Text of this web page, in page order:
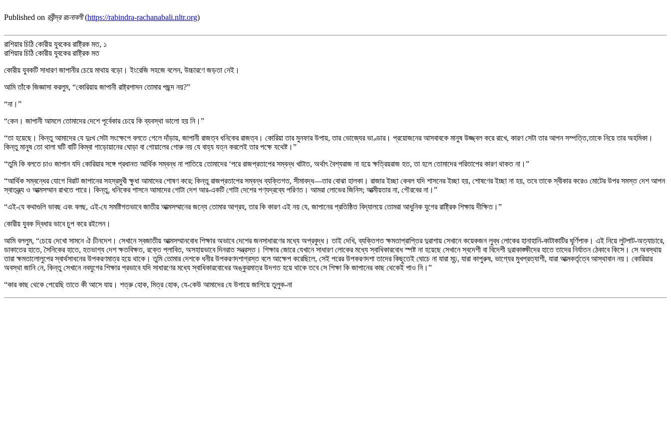
Published on রবীন্দ্র রচনাবলী(https://rabindra-rachanabali.nltr.org)
রাশিয়ার চিঠি কোরীয় যুবকের রাষ্ট্রিক মত, ১
রাশিয়ার চিঠি কোরীয় যুবকের রাষ্ট্রিক মত
কোরীয় যুবকটি সাধারণ জাপানীর চেয়ে মাথায় বড়ো। ইংরেজি সহজে বলেন, উচ্চারণে জড়তা নেই।
আমি তাঁকে জিজ্ঞাসা করলুম, “কোরিয়ায় জাপানী রাষ্ট্রশাসন তোমার পছন্দ নয়?”
“না।”
“কেন। জাপানী আমলে তোমাদের দেশে পূর্বেকার চেয়ে কি ব্যবস্থা ভালো হয় নি।”
“তা হয়েছে। কিন্তু আমাদের যে দুঃখ সেটা সংক্ষেপে বলতে গেলে দাঁড়ায়, জাপানী রাজত্ব ধনিকের রাজত্ব। কোরিয়া তার মুনফার উপায়, তার ভোজ্যের ভাণ্ডার। প্রয়োজনের আসবাবকে মানুষ উজ্জ্বল করে রাখে, কারণ সেটা তার আপন সম্পত্তি,তাকে নিয়ে তার অহমিকা।
কিন্তু মানুষ তো থালা ঘটি বাটি কিম্বা গাড়োয়ানের ঘোড়া বা গোয়ালের গোরু নয় যে বাহ্য যত্ন করলেই তার পক্ষে যথেষ্ট।”
“তুমি কি বলতে চাও জাপান যদি কোরিয়ার সঙ্গে প্রধানত আর্থিক সম্বন্ধ না পাতিয়ে তোমাদের ‘পরে রাজপ্রতাপের সম্বন্ধ খাটাত, অর্থাৎ বৈশ্যরাজ না হয়ে ক্ষত্রিয়রাজ হত, তা হলে তোমাদের পরিতাপের কারণ থাকত না।”
“আর্থিক সম্বন্ধের যোগে বিরাট জাপানের সহস্রমুখী ক্ষুধা আমাদের শোষণ করে; কিন্তু রাজপ্রতাপের সম্বন্ধ ব্যক্তিগত, সীমাবদ্ধ—তার বোঝা হালকা। রাজার ইচ্ছা কেবল যদি শাসনের ইচ্ছা হয়, শোষণের ইচ্ছা না হয়, তবে তাকে স্বীকার করেও মোটের উপর সমস্ত দেশ আপন
স্বাতন্ত্র্য ও আত্মসম্মান রাখতে পারে। কিন্তু, ধনিকের শাসনে আমাদের গোটা দেশ আর-একটি গোটা দেশের পণ্যদ্রব্যে পরিণত। আমরা লোভের জিনিস; আত্মীয়তার না, গৌরবের না।”
“এই-যে কথাগুলি ভাবছ এবং বলছ, এই-যে সমষ্টিগতভাবে জাতীয় আত্মসম্মানের জন্যে তোমার আগ্রহ, তার কি কারণ এই নয় যে, জাপানের প্রতিষ্ঠিত বিদ্যালয়ে তোমরা আধুনিক যুগের রাষ্ট্রিক শিক্ষায় দীক্ষিত।”
কোরীয় যুবক দ্বিধার ভাবে চুপ করে রইলেন।
আমি বললুম, “চেয়ে দেখো সামনে ঐ চীনদেশ। সেখানে স্বজাতীয় আত্মসম্মানবোধ শিক্ষার অভাবে দেশের জনসাধারণের মধ্যে অপ্রবুদ্ধ। তাই দেখি, ব্যক্তিগত ক্ষমতাপ্রাপ্তির দুরাশায় সেখানে কয়েকজন লুব্ধ লোকের হানাহানি-কাটাকাটির ঘূর্ণিপাক। এই নিয়ে লুটপাট-অত্যাচারে,
ডাকাতের হাতে, সৈনিকের হাতে, হতভাগ্য দেশ ক্ষতবিক্ষত, রক্তে প্লাবিত, অসহায়ভাবে দিনরাত সন্ত্রস্ত। শিক্ষার জোরে যেখানে সাধারণ লোকের মধ্যে স্বাধিকারবোধ স্পষ্ট না হয়েছে সেখানে স্বদেশী বা বিদেশী দুরাকাঙ্ক্ষীদের হাতে তাদের নির্যাতন ঠেকাবে কিসে। সে অবস্থায়
তারা ক্ষমতালোলুপের স্বার্থসাধনের উপকরণমাত্র হয়ে থাকে। তুমি তোমার দেশকে ধনীর উপকরণদশাগ্রস্ত বলে আক্ষেপ করেছিলে, সেই পরের উপকরণদশা তাদের কিছুতেই ঘোচে না যারা মূঢ়, যারা কাপুরুষ, ভাগ্যের মুখপ্রত্যাশী, যারা আত্মকর্তৃত্বে আস্থাবান নয়। কোরিয়ার
অবস্থা জানি নে, কিন্তু সেখানে নবযুগের শিক্ষার প্রভাবে যদি সাধারণের মধ্যে স্বাধিকারবোধের অঙ্কুরমাত্র উদগত হয়ে থাকে তবে সে শিক্ষা কি জাপানের কাছ থেকেই পাও নি।”
“কার কাছ থেকে পেয়েছি তাতে কী আসে যায়। শত্রু হোক, মিত্র হোক, যে-কেউ আমাদের যে উপায়ে জাগিয়ে তুলুক-না